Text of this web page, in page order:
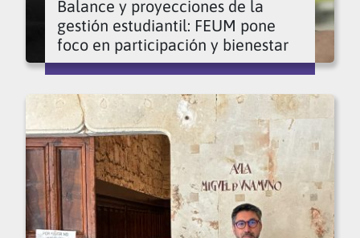
Balance y proyecciones de la
gestión estudiantil: FEUM pone
foco en participación y bienestar